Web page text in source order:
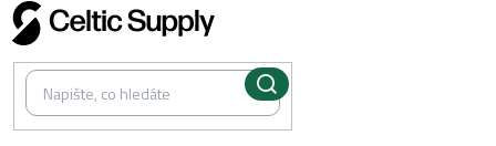
Přejít
na
obsah